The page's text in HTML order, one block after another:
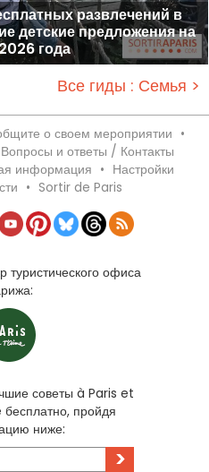
развлечений в
детские предложения на
года
Все гиды : Семья >
о своем мероприятии •
Вопросы и ответы / Контакты
информация • Настройки
• Sortir de Paris
туристического офиса
советы à Paris et
пройдя
ниже:
>